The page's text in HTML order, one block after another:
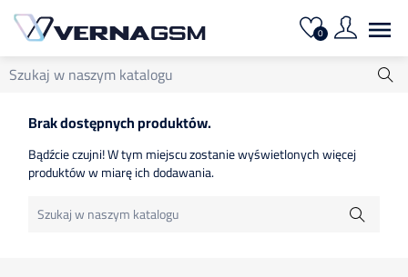
0 
Brak dostępnych produktów.
Bądźcie czujni! W tym miejscu zostanie wyświetlonych więcej
produktów w miarę ich dodawania.